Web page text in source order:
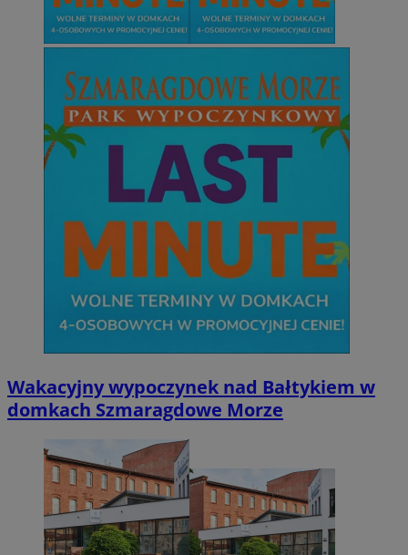
Wakacyjny wypoczynek nad Bałtykiem w
domkach Szmaragdowe Morze